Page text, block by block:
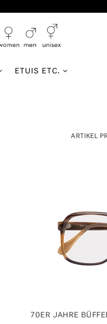
ETUIS ETC.
ARTIKEL
70ER JAHRE